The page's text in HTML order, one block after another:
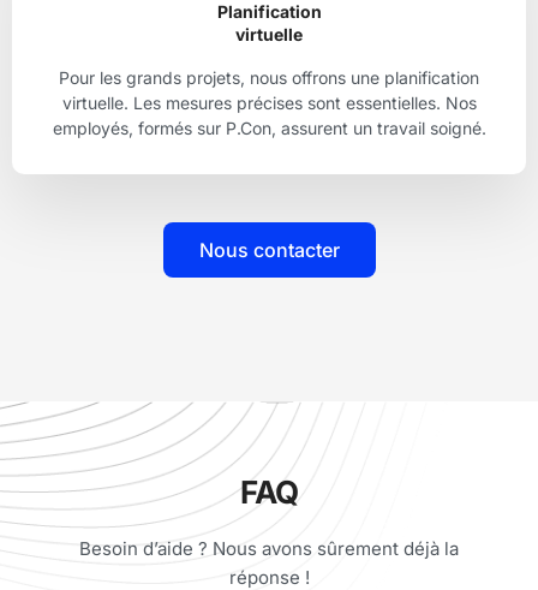
Planification
virtuelle
Pour les grands projets, nous offrons une planification
virtuelle. Les mesures précises sont essentielles. Nos
employés, formés sur P.Con, assurent un travail soigné.
Nous contacter
FAQ
Besoin d’aide ? Nous avons sûrement déjà la
réponse !